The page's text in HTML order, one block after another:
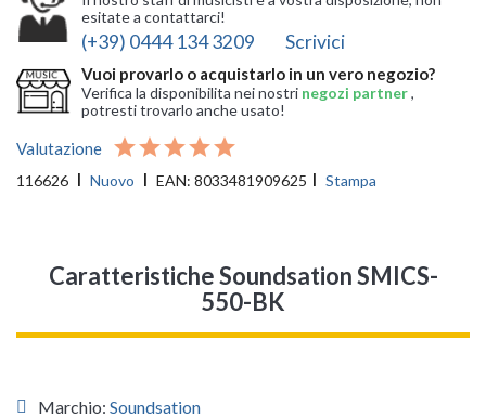
esitate a contattarci!
(+39) 0444 134 3209 Scrivici
Vuoi provarlo o acquistarlo in un vero negozio?
Verifica la disponibilita nei nostri negozi partner,
potresti trovarlo anche usato!
Valutazione
116626 Nuovo EAN: 8033481909625 Stampa
Caratteristiche Soundsation SMICS-
550-BK
Marchio: Soundsation